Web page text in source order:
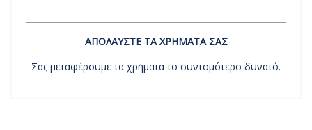
ΑΠΟΛΑΥΣΤΕ ΤΑ ΧΡΗΜΑΤΑ ΣΑΣ
Σας μεταφέρουμε τα χρήματα το συντομότερο δυνατό.